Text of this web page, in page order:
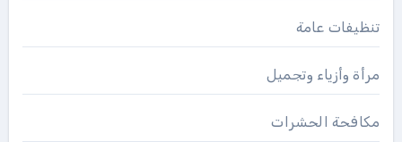
تنظيفات عامة
مرأة وأزياء وتجميل
مكافحة الحشرات